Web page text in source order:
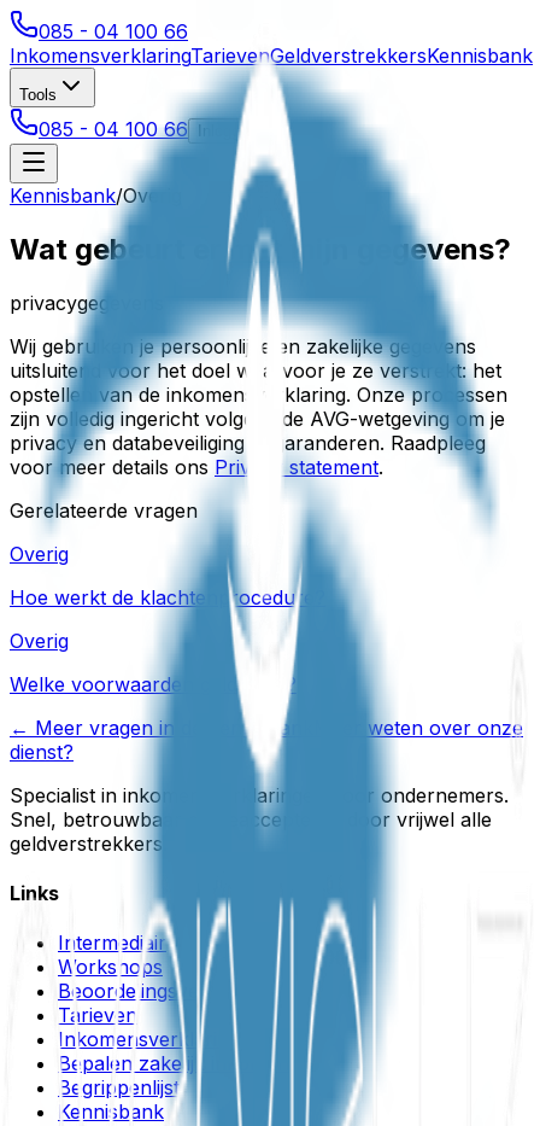
085 - 04 100 66
InkomensverklaringTarievenGeldverstrekkersKennisbank
Tools
085 - 04 100 66 Inloggen
Kennisbank/Overig
Wat gebeurt er met mijn gegevens?
privacygegevens
Wij gebruiken je persoonlijke en zakelijke gegevens
uitsluitend voor het doel waarvoor je ze verstrekt: het
opstellen van de inkomensverklaring. Onze processen
zijn volledig ingericht volgens de AVG-wetgeving om je
privacy en databeveiliging te garanderen. Raadpleeg
voor meer details ons Privacy statement.
Gerelateerde vragen
Overig
Hoe werkt de klachtenprocedure?
Overig
Welke voorwaarden gelden er?
← Meer vragen in de kennisbank
Meer weten over onze
dienst?
Specialist in inkomensverklaringen voor ondernemers.
Snel, betrouwbaar en geaccepteerd door vrijwel alle
geldverstrekkers.
Links
Intermediair
Workshops
Beoordelingsverklaring
Tarieven
Inkomensverklaring
Bepalen zakelijk inkomen
Begrippenlijst
Kennisbank